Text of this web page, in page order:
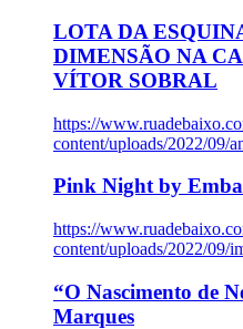
LOTA DA
DIMENSÃO NA
VÍTOR SOBRAL
https://
content/uploads/2022/09/
Pink Night by
https://
content/uploads/2022/09/
“O Nascimento de
Marques